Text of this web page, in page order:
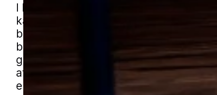
I Harlev ser man typisk udfordringer
kakkerlakker i blandede boligområder
både nye og ældre huse, hvor
bryggerser og mindre bygninger som
garager kan give gode skjulesteder.
affaldsarealer bag detailbutikker og
erhvervsområder kan være udsatte,